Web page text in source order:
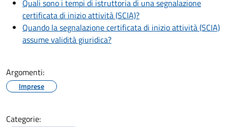
Quali sono i tempi di istruttoria di una segnalazione
certificata di inizio attività (SCIA)?
Quando la segnalazione certificata di inizio attività (SCIA)
assume validità giuridica?
Argomenti:
Imprese
Categorie: